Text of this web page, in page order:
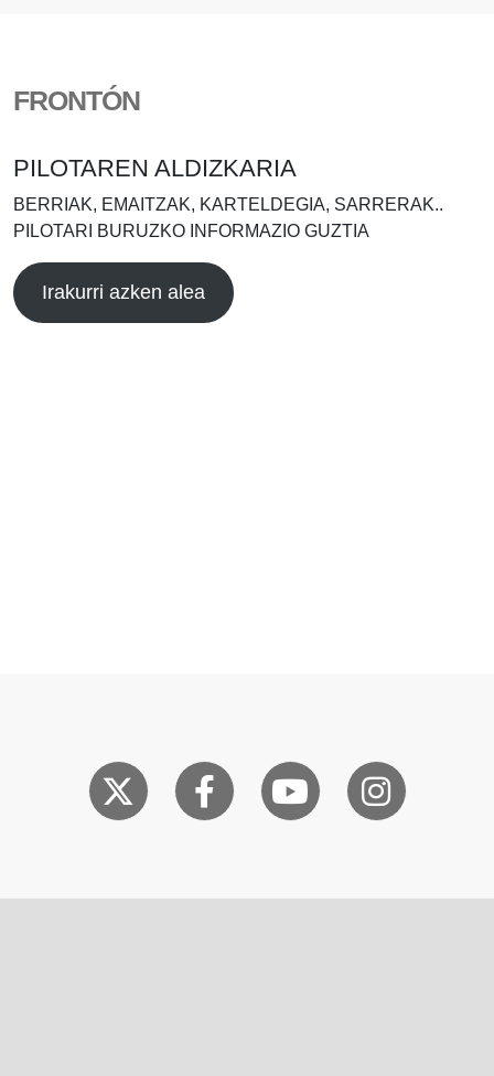
FRONTÓN
PILOTAREN ALDIZKARIA
BERRIAK, EMAITZAK, KARTELDEGIA, SARRERAK..
PILOTARI BURUZKO INFORMAZIO GUZTIA
Irakurri azken alea